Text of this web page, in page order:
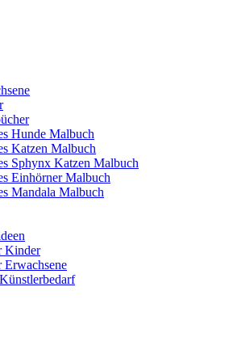
Hunde Malbuch
Katzen Malbuch
Sphynx Katzen Malbuch
Einhörner Malbuch
Mandala Malbuch
Kinder